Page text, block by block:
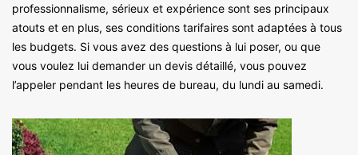
professionnalisme, sérieux et expérience sont ses principaux
atouts et en plus, ses conditions tarifaires sont adaptées à tous
les budgets. Si vous avez des questions à lui poser, ou que
vous voulez lui demander un devis détaillé, vous pouvez
l’appeler pendant les heures de bureau, du lundi au samedi.